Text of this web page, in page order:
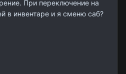
При переключение на
в инвентаре и я сменю саб?